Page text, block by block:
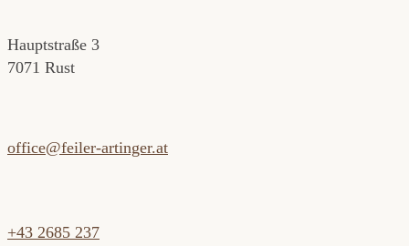
Hauptstraße 3
7071 Rust
office@feiler-artinger.at
+43 2685 237